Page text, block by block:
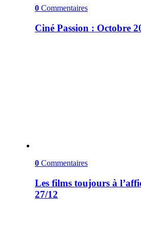
0 Commentaires
Ciné Passion : Octobre
0 Commentaires
Les films toujours à
27/12